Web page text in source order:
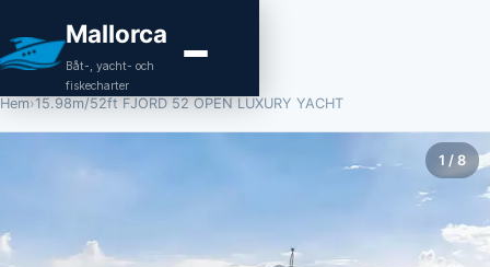
Mallorca
Båt-, yacht- och
fiskecharter
Hem›15.98m/52ft FJORD 52 OPEN LUXURY YACHT
1 /8